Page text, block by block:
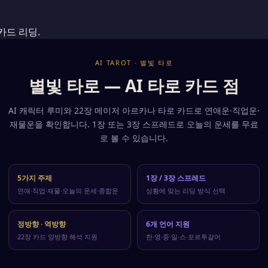
— start your reading instantly.
cards indicate that energy is blocked or turned inward.
Spanish, and Portuguese.
드 리딩.
AI TAROT · 별빛 타로
별빛 타로 — AI 타로 카드 점
AI 캐릭터 루미와 22장 메이저 아르카나 타로 카드로 연애운·직업운·
재물운을 확인합니다. 1장 또는 3장 스프레드로 오늘의 운세를 무료
로 볼 수 있습니다.
5가지 주제
연애·직업·재물·오늘의 운세·종합운
1장 / 3장 스프레드
상황에 맞는 리딩 방식 선택
정방향 · 역방향
22장 카드 양방향 해석 지원
6개 언어 지원
한·영·중·일·스·포르투갈어